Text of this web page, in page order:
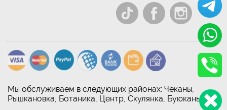
Мы обслуживаем в следующих районах: Чеканы,
Рышкановка, Ботаника, Центр, Скулянка, Буюканы